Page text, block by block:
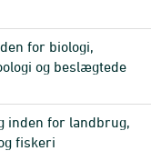
for biologi,
og beslægtede
inden for landbrug,
fiskeri